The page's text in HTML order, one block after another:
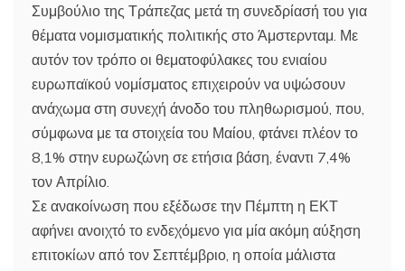
Συμβούλιο της Τράπεζας μετά τη συνεδρίασή του για
θέματα νομισματικής πολιτικής στο Άμστερνταμ. Με
αυτόν τον τρόπο οι θεματοφύλακες του ενιαίου
ευρωπαϊκού νομίσματος επιχειρούν να υψώσουν
ανάχωμα στη συνεχή άνοδο του πληθωρισμού, που,
σύμφωνα με τα στοιχεία του Μαίου, φτάνει πλέον το
8,1% στην ευρωζώνη σε ετήσια βάση, έναντι 7,4%
τον Απρίλιο.
Σε ανακοίνωση που εξέδωσε την Πέμπτη η ΕΚΤ
αφήνει ανοιχτό το ενδεχόμενο για μία ακόμη αύξηση
επιτοκίων από τον Σεπτέμβριο, η οποία μάλιστα